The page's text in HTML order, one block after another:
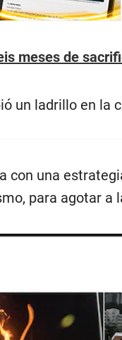
meses de
un ladrillo en la
con una
para agotar a